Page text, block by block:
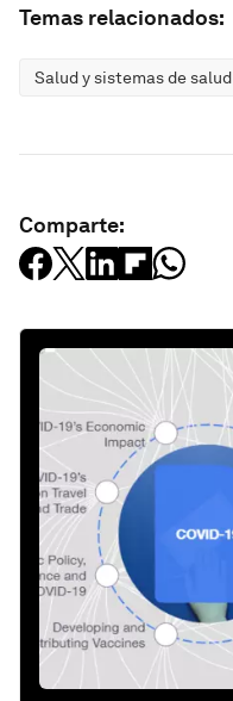
Temas relacionados:
Salud y sistemas de salud
Comparte: